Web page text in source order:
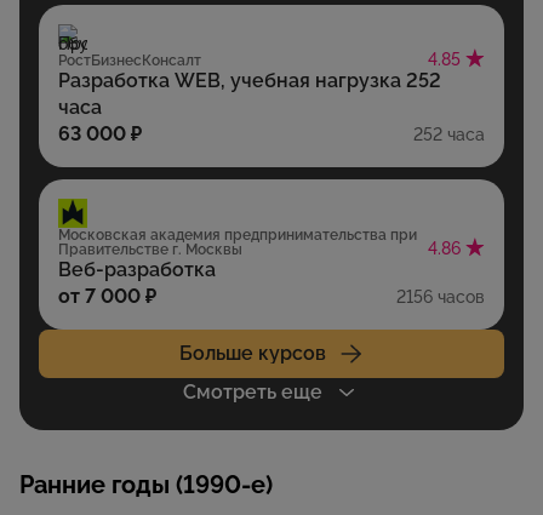
РостБизнесКонсалт 4.85
Разработка WEB, учебная нагрузка 252
часа
63 000 ₽
252 часа
Московская академия предпринимательства при
Правительстве г. Москвы
4.86
Веб-разработка
от 7 000 ₽
2156 часов
Больше курсов
Смотреть еще
Ранние годы (1990-е)